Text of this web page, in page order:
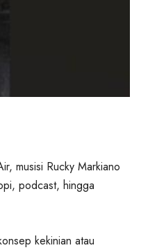
musisi Rucky Markiano
podcast, hingga
kekinian atau